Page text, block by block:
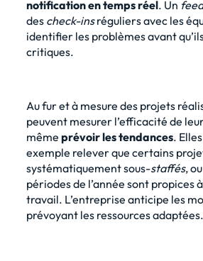
notification en temps réel. Un
des check-insréguliers avec les
identifier les problèmes avant
critiques.
Au fur et à mesure des projets
peuvent mesurer l’efficacité de
même prévoir les tendances.
exemple relever que certains
systématiquement sous-staffés,
périodes de l’année sont propices
travail. L’entreprise anticipe les
prévoyant les ressources adaptées.